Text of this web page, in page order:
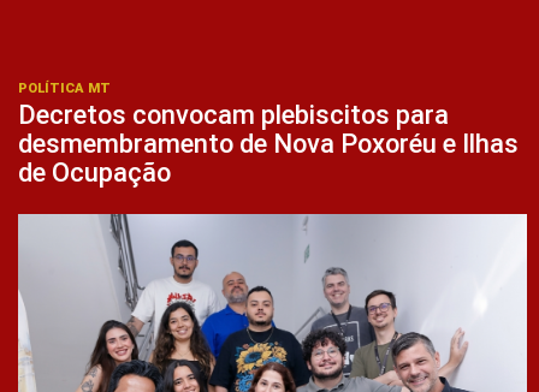
POLÍTICA MT
Decretos convocam plebiscitos para
desmembramento de Nova Poxoréu e Ilhas
de Ocupação